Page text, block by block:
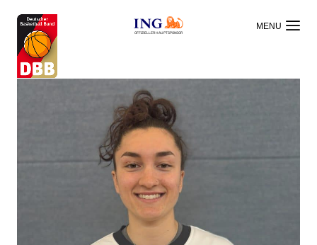
OFFIZIELLER HAUPTSPONSOR